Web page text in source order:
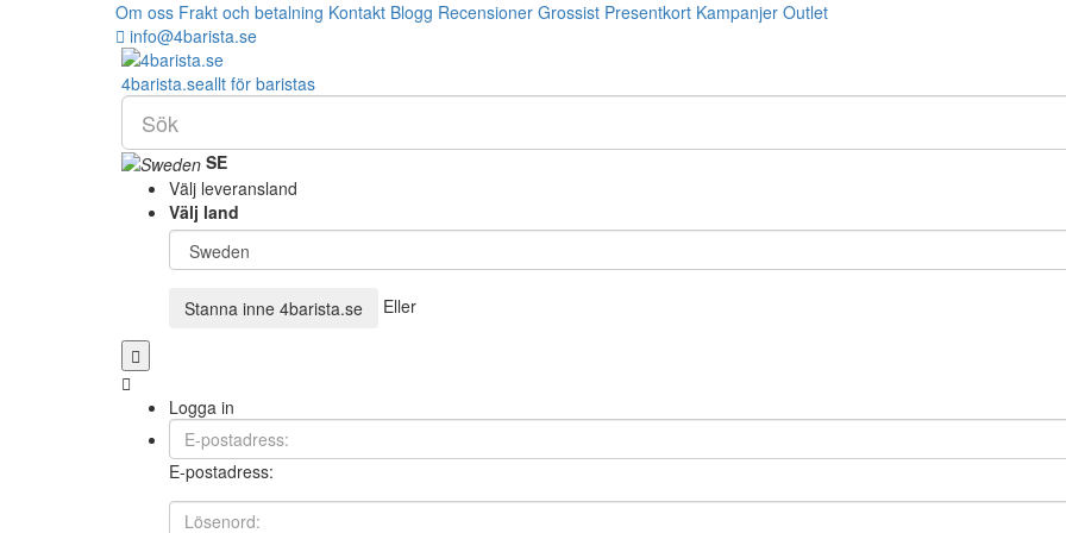
Om oss Frakt och betalning Kontakt Blogg Recensioner Grossist Presentkort Kampanjer Outlet
info@4barista.se
4barista.seallt för baristas
SE
Välj leveransland
Välj land
Stanna inne 4barista.se Eller
Logga in
E-postadress: